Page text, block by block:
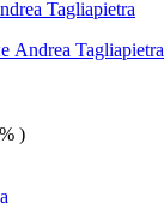
Andrea Tagliapietra
)